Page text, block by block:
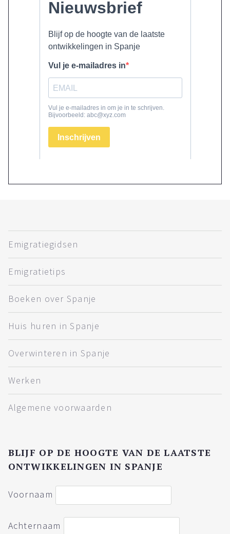
Emigratiegidsen
Emigratietips
Boeken over Spanje
Huis huren in Spanje
Overwinteren in Spanje
Werken
Algemene voorwaarden
BLIJF OP DE HOOGTE VAN DE LAATSTE
ONTWIKKELINGEN IN SPANJE
Voornaam
Achternaam